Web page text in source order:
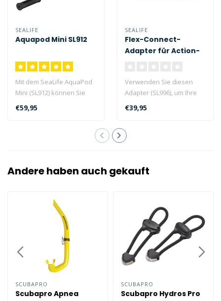
SEALIFE
Aquapod Mini SL912
Mit dem SeaLife AquaPod
Mini (SL912) können Sie
Ihre Kamera sowohl an
€59,95
SEALIFE
Flex-Connect-
Adapter für Action-
Verwenden Sie diesen
Adapter (SL996), um Ihre
GoPro®-Kamera an der
€39,95
Andere haben auch gekauft
SCUBAPRO
Scubapro Apnea
SCUBAPRO
Scubapro Hydros Pro